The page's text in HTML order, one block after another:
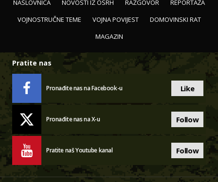
NASLOVNICA NOVOSTI IZ OSRH RAZGOVOR
REPORTAŽA
VOJNOSTRUČNE TEME
VOJNA POVIJEST
DOMOVINSKI RAT
MAGAZIN
Pratite nas
Pronađite nas na Facebook-u Like
Pronađite nas na X-u Follow
Pratite naš Youtube kanal Follow